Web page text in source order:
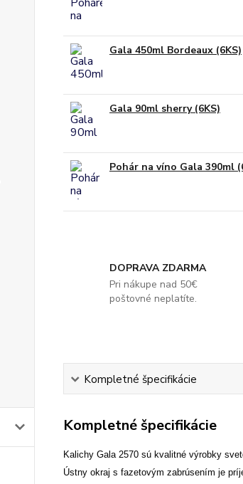
Gala 450ml Bordeaux (6KS)
Gala 90ml sherry (6KS)
Pohár na víno Gala 390ml
DOPRAVA ZDARMA
Pri nákupe nad 50€
poštovné neplatíte.
Kompletné špecifikácie
Kompletné špecifikácie
Kalichy Gala 2570 sú kvalitné výrobky
Ústny okraj s fazetovým zabrúsením je